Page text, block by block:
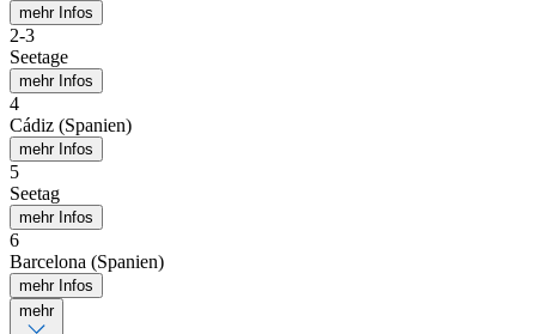
mehr Infos
2-3
Seetage
mehr Infos
4
Cádiz (Spanien)
mehr Infos
5
Seetag
mehr Infos
6
Barcelona (Spanien)
mehr Infos
mehr